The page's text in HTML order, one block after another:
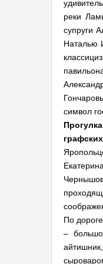
реки
супруги
Наталью
символ
По
–